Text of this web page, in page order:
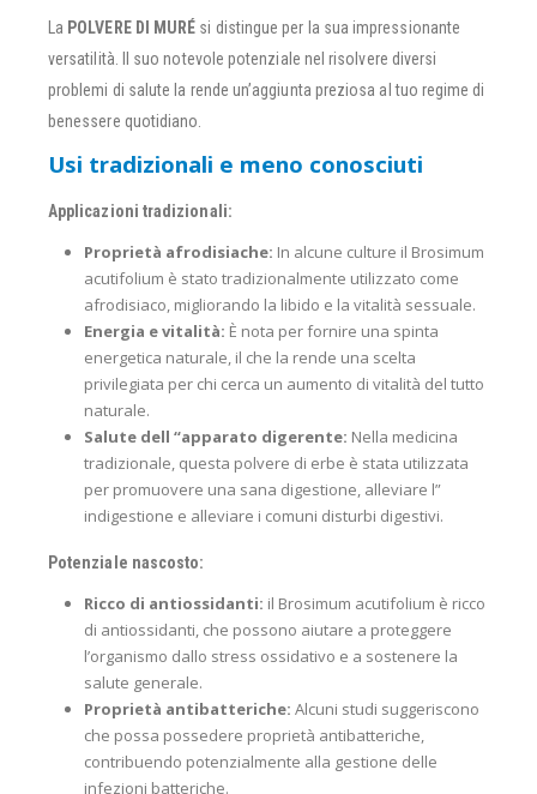
La POLVERE DI MURÉ si distingue per la sua impressionante
versatilità. Il suo notevole potenziale nel risolvere diversi
problemi di salute la rende un’aggiunta preziosa al tuo regime di
benessere quotidiano.
Usi tradizionali e meno conosciuti
Applicazioni tradizionali:
Proprietà afrodisiache: In alcune culture il Brosimum
acutifolium è stato tradizionalmente utilizzato come
afrodisiaco, migliorando la libido e la vitalità sessuale.
Energia e vitalità: È nota per fornire una spinta
energetica naturale, il che la rende una scelta
privilegiata per chi cerca un aumento di vitalità del tutto
naturale.
Salute dell “apparato digerente: Nella medicina
tradizionale, questa polvere di erbe è stata utilizzata
per promuovere una sana digestione, alleviare l”
indigestione e alleviare i comuni disturbi digestivi.
Potenziale nascosto:
Ricco di antiossidanti: il Brosimum acutifolium è ricco
di antiossidanti, che possono aiutare a proteggere
l’organismo dallo stress ossidativo e a sostenere la
salute generale.
Proprietà antibatteriche: Alcuni studi suggeriscono
che possa possedere proprietà antibatteriche,
contribuendo potenzialmente alla gestione delle
infezioni batteriche.